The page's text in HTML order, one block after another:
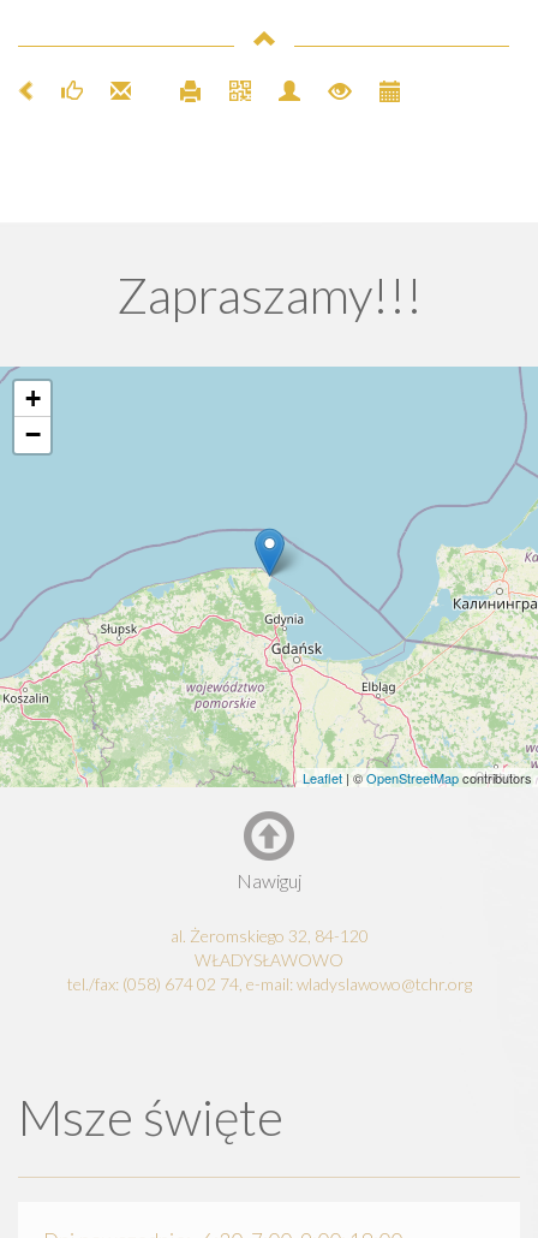
Zapraszamy!!!
+
−
Leaflet | ©OpenStreetMapcontributors
Nawiguj
al. Żeromskiego 32, 84-120
WŁADYSŁAWOWO
tel./fax: (058) 674 02 74, e-mail: wladyslawowo@tchr.org
Msze święte